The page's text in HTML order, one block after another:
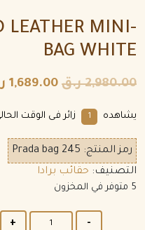
LEATHER MINI-
BAG WHITE
2,980.00 ر.ق 1,689.00
يشاهده 1 زائر فى الوقت
رمز المنتج: Prada bag 245
التصنيف: حقائب برادا
5 متوفر في المخزون